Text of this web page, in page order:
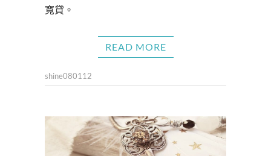
寬貸。
READ MORE
shine080112